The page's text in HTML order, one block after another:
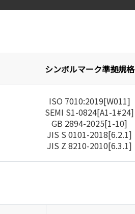
シンボルマーク準拠規格
ISO 7010:2019[W011]
SEMI S1-0824[A1-1#24]
GB 2894-2025[1-10]
JIS S 0101-2018[6.2.1]
JIS Z 8210-2010[6.3.1]